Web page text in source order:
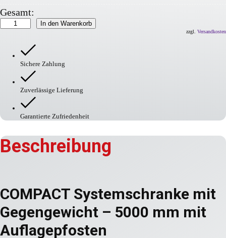
Gesamt:
COMPACT
Systemschranke
Gegengewicht
Menge
In den Warenkorb
zzgl. Versandkosten
Sichere Zahlung
Zuverlässige Lieferung
Garantierte Zufriedenheit
Beschreibung
COMPACT Systemschranke mit
Gegengewicht – 5000 mm mit
Auflagepfosten